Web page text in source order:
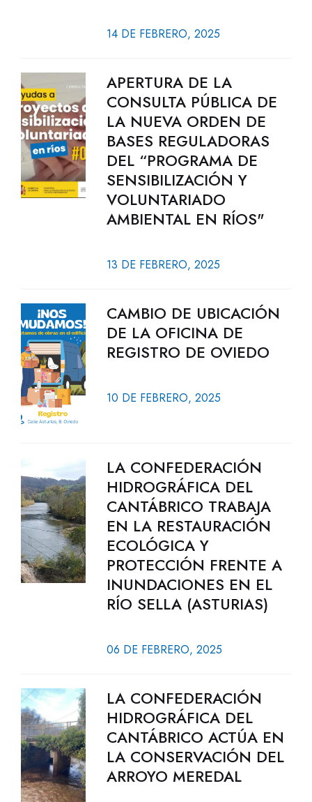
14 DE FEBRERO, 2025
APERTURA DE LA
CONSULTA PÚBLICA DE
LA NUEVA ORDEN DE
BASES REGULADORAS
DEL “PROGRAMA DE
SENSIBILIZACIÓN Y
VOLUNTARIADO
AMBIENTAL EN RÍOS"
13 DE FEBRERO, 2025
CAMBIO DE UBICACIÓN
DE LA OFICINA DE
REGISTRO DE OVIEDO
10 DE FEBRERO, 2025
LA CONFEDERACIÓN
HIDROGRÁFICA DEL
CANTÁBRICO TRABAJA
EN LA RESTAURACIÓN
ECOLÓGICA Y
PROTECCIÓN FRENTE A
INUNDACIONES EN EL
RÍO SELLA (ASTURIAS)
06 DE FEBRERO, 2025
LA CONFEDERACIÓN
HIDROGRÁFICA DEL
CANTÁBRICO ACTÚA EN
LA CONSERVACIÓN DEL
ARROYO MEREDAL